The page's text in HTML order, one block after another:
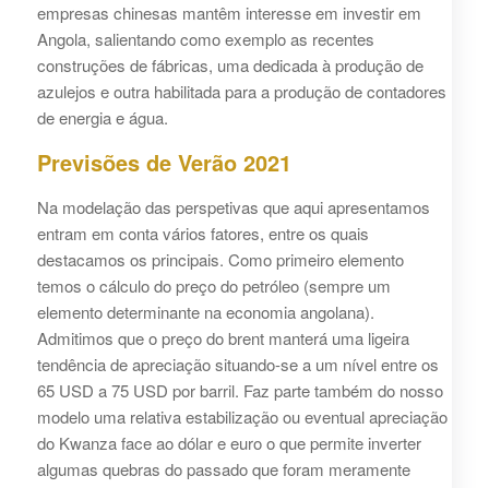
empresas chinesas mantêm interesse em investir em
Angola, salientando como exemplo as recentes
construções de fábricas, uma dedicada à produção de
azulejos e outra habilitada para a produção de contadores
de energia e água.
Previsões de Verão 2021
Na modelação das perspetivas que aqui apresentamos
entram em conta vários fatores, entre os quais
destacamos os principais. Como primeiro elemento
temos o cálculo do preço do petróleo (sempre um
elemento determinante na economia angolana).
Admitimos que o preço do brent manterá uma ligeira
tendência de apreciação situando-se a um nível entre os
65 USD a 75 USD por barril. Faz parte também do nosso
modelo uma relativa estabilização ou eventual apreciação
do Kwanza face ao dólar e euro o que permite inverter
algumas quebras do passado que foram meramente